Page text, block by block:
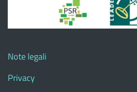
Note legali
Privacy